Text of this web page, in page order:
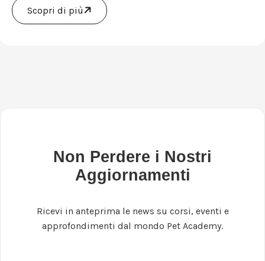
Scopri di più
Non Perdere i Nostri
Aggiornamenti
Ricevi in anteprima le news su corsi, eventi e
approfondimenti dal mondo Pet Academy.